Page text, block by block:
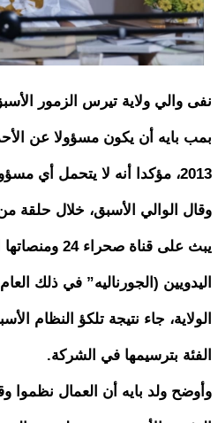
نفى والي ولاية تيرس الزمور
بمب بايه أن يكون مسؤولا عن
2013، مؤكدا أنه لا يتحمل أي مسؤولية عما جرى.
وقال الوالي الأسبق، خلال حلقة
يبث على قناة
اليدويين (الجورناليه” في ذلك
الولاية، جاء نتيجة تلكؤ النظام
الفئة بترسيمها في الشركة.
وأوضح ولد بايه أن العمال نظموا